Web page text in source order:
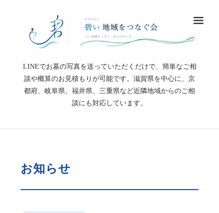
LINEでお墓の写真を送っていただくだけで、簡単なご相
談や概算のお見積もりが可能です。滋賀県を中心に、京
都府、岐阜県、福井県、三重県など近隣地域からのご相
談にも対応しています。
お知らせ